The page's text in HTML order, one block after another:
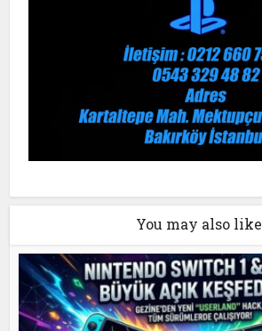
You may also like